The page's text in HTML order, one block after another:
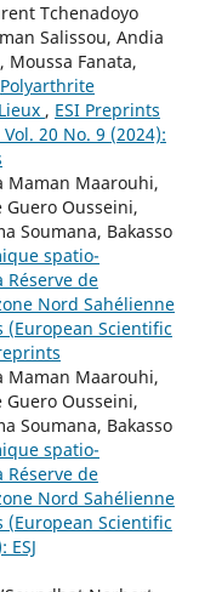
Tchenadoyo
Salissou, Andia
Moussa Fanata,
Polyarthrite
, ESI Preprints
20 No. 9 (2024):
Maman Maarouhi,
Ousseini,
Soumana, Bakasso
spatio-
Réserve de
Nord Sahélienne
(European Scientific
Maman Maarouhi,
Ousseini,
Soumana, Bakasso
spatio-
Réserve de
Nord Sahélienne
(European Scientific
ESJ